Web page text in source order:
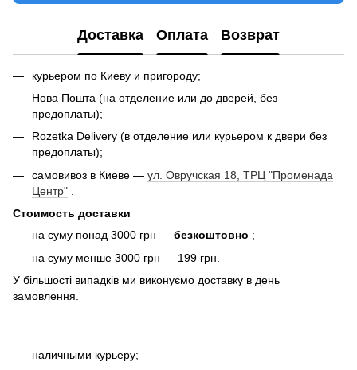
Доставка Оплата Возврат
курьером по Киеву и пригороду;
Нова Пошта (на отделение или до дверей, без
предоплаты);
Rozetka Delivery (в отделение или курьером к двери без
предоплаты);
самовивоз в Киеве — ул. Овручская 18, ТРЦ "Променада
Центр"
Стоимость доставки
на суму понад 3000 грн — безкоштовно ;
на суму менше 3000 грн — 199 грн.
У більшості випадків ми виконуємо доставку в день
замовлення.
наличными курьеру;